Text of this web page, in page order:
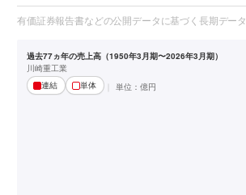
有価証券報告書などの公開データに基づく長期データ
過去77ヵ年の売上高（1950年3月期〜2026年3月期）
川崎重工業
連結
単体 単位： 億円